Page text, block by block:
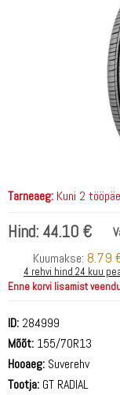
Tarneaeg: Kuni 2
Hind: 44.10 €
Kuumakse: 8.79
4 rehvi hind 24 kuu
Enne korvi lisamist
ID: 284999
Mõõt: 155/70R13
Hooaeg: Suverehv
Tootja: GT RADIAL